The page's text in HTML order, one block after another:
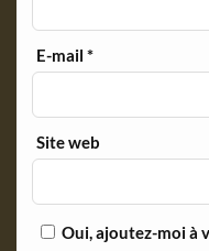
E-mail*
Site web
Oui, ajoutez-moi à